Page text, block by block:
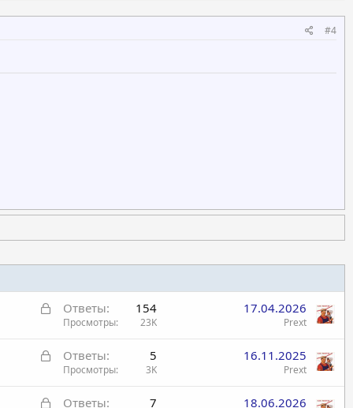
#4
З
р
Ответы 154
Просмотры 23K
17.04.2026
Prext
З
р
Ответы 5
Просмотры 3K
16.11.2025
Prext
З Ответы 7 18.06.2026